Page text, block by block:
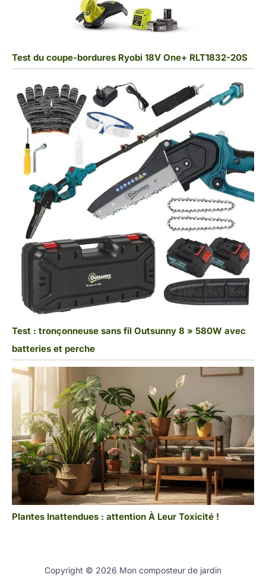
Test du coupe-bordures Ryobi 18V One+ RLT1832-20S
Test : tronçonneuse sans fil Outsunny 8 » 580W avec
batteries et perche
Plantes Inattendues : attention À Leur Toxicité !
Copyright © 2026 Mon composteur de jardin